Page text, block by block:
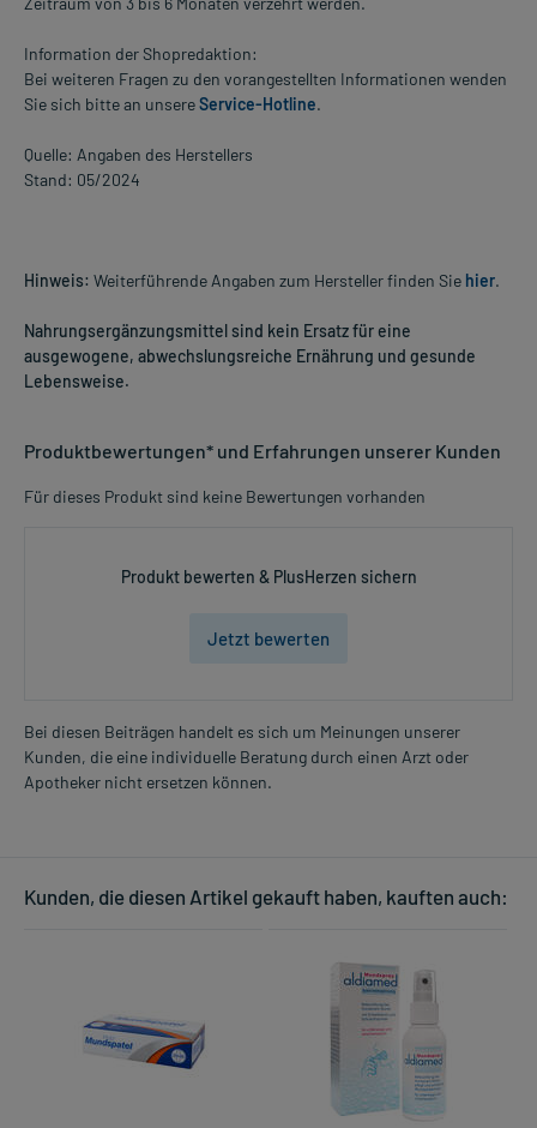
Information der Shopredaktion:
Bei weiteren Fragen zu den vorangestellten Informationen wenden
Sie sich bitte an unsereService-Hotline.
Quelle: Angaben des Herstellers
Stand: 05/2024
Hinweis: Weiterführende Angaben zum Hersteller finden Sie hier.
Nahrungsergänzungsmittel sind kein Ersatz für eine
ausgewogene, abwechslungsreiche Ernährung und gesunde
Lebensweise.
Produktbewertungen* und Erfahrungen unserer Kunden
Für dieses Produkt sind keine Bewertungen vorhanden
Produkt bewerten & PlusHerzen sichern
Jetzt bewerten
Bei diesen Beiträgen handelt es sich um Meinungen unserer
Kunden, die eine individuelle Beratung durch einen Arzt oder
Apotheker nicht ersetzen können.
Kunden, die diesen Artikel gekauft haben, kauften auch: